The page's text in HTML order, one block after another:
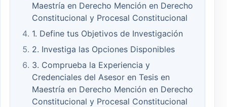
Maestría en Derecho Mención en Derecho
Constitucional y Procesal Constitucional
1. Define tus Objetivos de Investigación
2. Investiga las Opciones Disponibles
3. Comprueba la Experiencia y
Credenciales del Asesor en Tesis en
Maestría en Derecho Mención en Derecho
Constitucional y Procesal Constitucional